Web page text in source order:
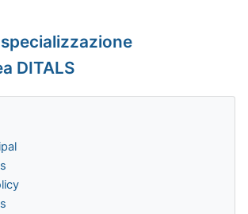
DITALS